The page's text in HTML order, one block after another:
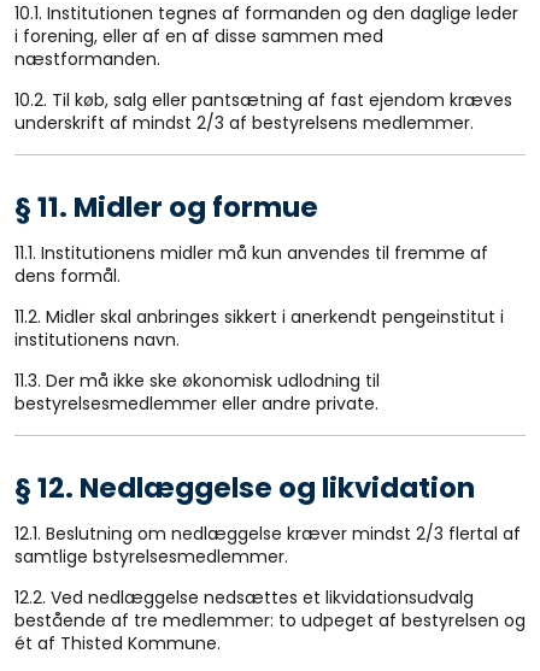
10.1. Institutionen tegnes af formanden og den daglige leder
i forening, eller af en af disse sammen med
næstformanden.
10.2. Til køb, salg eller pantsætning af fast ejendom kræves
underskrift af mindst 2/3 af bestyrelsens medlemmer.
§ 11. Midler og formue
11.1. Institutionens midler må kun anvendes til fremme af
dens formål.
11.2. Midler skal anbringes sikkert i anerkendt pengeinstitut i
institutionens navn.
11.3. Der må ikke ske økonomisk udlodning til
bestyrelsesmedlemmer eller andre private.
§ 12. Nedlæggelse og likvidation
12.1. Beslutning om nedlæggelse kræver mindst 2/3 flertal af
samtlige bstyrelsesmedlemmer.
12.2. Ved nedlæggelse nedsættes et likvidationsudvalg
bestående af tre medlemmer: to udpeget af bestyrelsen og
ét af Thisted Kommune.